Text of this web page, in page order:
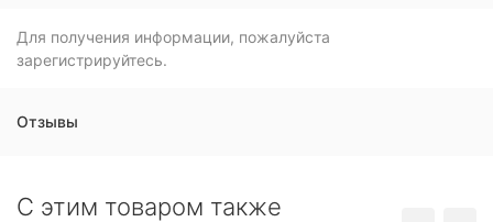
Для получения информации, пожалуйста
зарегистрируйтесь.
Отзывы
C этим товаром также